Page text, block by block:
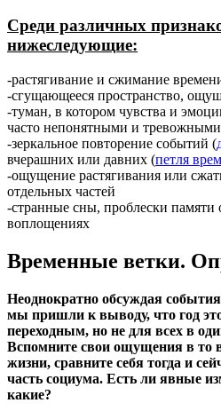
Среди различных
нижеследующие:
-растягивание и сжимание
-сгущающееся пространство,
-туман, в котором чувства и
часто непонятными и тревожными
-зеркальное повторение событий (
вчерашних или давних (петля
-ощущение растягивания или
отдельных частей
-странные сны, проблески памяти
воплощениях
Временные ветки.
Неоднократно обсуждая
мы пришли к выводу, что год
переходным, но не для всех в
Вспомните свои ощущения в то
жизни, сравните себя тогда и
часть социума. Есть ли явные
какие?